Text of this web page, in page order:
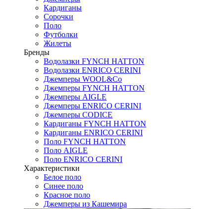
Кардиганы
Сорочки
Поло
Футболки
Жилеты
Бренды
Водолазки FYNCH HATTON
Водолазки ENRICO CERINI
Джемперы WOOL&Co
Джемперы FYNCH HATTON
Джемперы AIGLE
Джемперы ENRICO CERINI
Джемперы CODICE
Кардиганы FYNCH HATTON
Кардиганы ENRICO CERINI
Поло FYNCH HATTON
Поло AIGLE
Поло ENRICO CERINI
Характеристики
Белое поло
Синее поло
Красное поло
Джемперы из Кашемира